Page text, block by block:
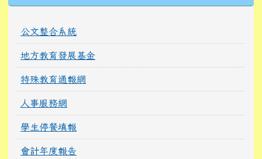
公文整合系統
地方教育發展基金
特殊教育通報網
人事服務網
學生停餐填報
會計年度報告